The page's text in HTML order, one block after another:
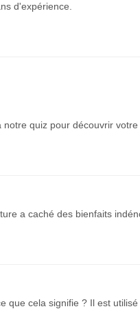
d'expérience.
quiz pour découvrir
a caché des bienfaits
que cela signifie ? Il est